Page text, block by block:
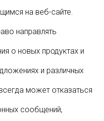
на веб-сайте.
направлять
о новых продуктах и
и различных
может отказаться
сообщений,